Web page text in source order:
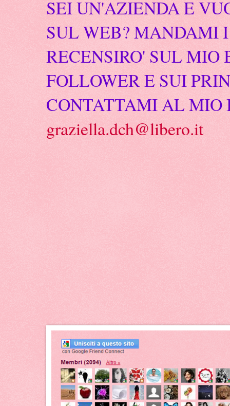
SEI UN'AZIENDA E
SUL WEB? MANDAMI
RECENSIRO' SUL
FOLLOWER E SUI
CONTATTAMI AL
graziella.dch@libero.it